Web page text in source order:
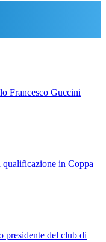
Francesco Guccini
in Coppa
presidente del club di